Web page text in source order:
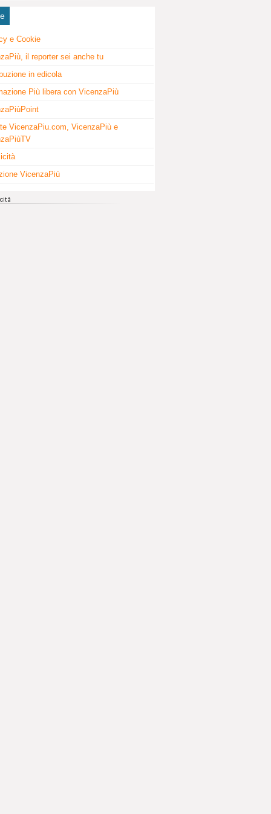
e Cookie
il reporter sei anche tu
in edicola
Più libera con VicenzaPiù
VicenzaPiu.com, VicenzaPiù e
VicenzaPiù